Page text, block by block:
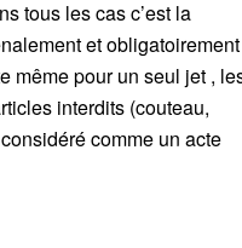
tous les cas c’est la
et
même pour un seul jet ,
interdits (couteau,
comme un acte